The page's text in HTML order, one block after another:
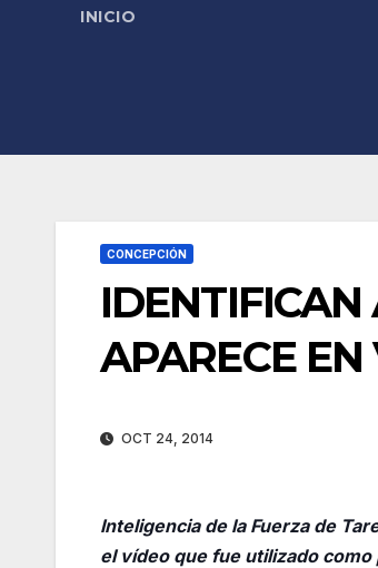
INICIO
CONCEPCIÓN
APARECE EN
OCT 24, 2014
Inteligencia de la Fuerza de
el vídeo que fue utilizado